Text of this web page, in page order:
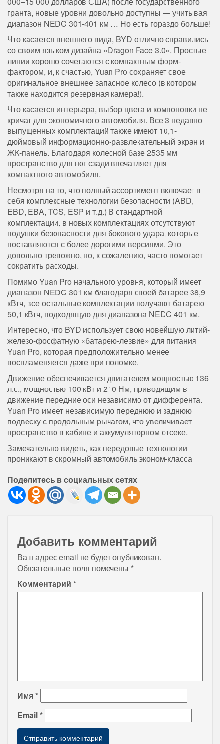
гранта, новые уровни довольно доступны — учитывая
диапазон NEDC 301-401 км … Но есть гораздо больше!
Что касается внешнего вида, BYD отлично справились
со своим языком дизайна «Dragon Face 3.0». Простые
линии хорошо сочетаются с компактным форм-
фактором, и, к счастью, Yuan Pro сохраняет свое
оригинальное внешнее запасное колесо (в котором
также находится резервная камера!).
Что касается интерьера, выбор цвета и компоновки не
кричат ​​для экономичного автомобиля. Все 3 недавно
выпущенных комплектаций также имеют 10,1-
дюймовый информационно-развлекательный экран и
ЖК-панель. Благодаря колесной базе 2535 мм
пространство для ног сзади впечатляет для
компактного автомобиля.
Несмотря на то, что полный ассортимент включает в
себя комплексные технологии безопасности (ABD,
EBD, EBA, TCS, ESP и т.д.) В стандартной
комплектации, в новых комплектациях отсутствуют
подушки безопасности для бокового удара, которые
поставляются с более дорогими версиями. Это
довольно тревожно, но, к сожалению, часто помогает
сократить расходы.
Помимо Yuan Pro начального уровня, который имеет
диапазон NEDC 301 км благодаря своей батарее 38,9
кВтч, все остальные комплектации получают батарею
50,1 кВтч, подходящую для диапазона NEDC 401 км.
Интересно, что BYD использует свою новейшую литий-
железо-фосфатную «батарею-лезвие» для питания
Yuan Pro, которая предположительно менее
воспламеняется даже при поломке.
Движение обеспечивается двигателем мощностью 136
л.с., мощностью 100 кВт и 210 Нм, приводящим в
движение передние оси независимо от дифферента.
Yuan Pro имеет независимую переднюю и заднюю
подвеску с продольным рычагом, что увеличивает
пространство в кабине и аккумуляторном отсеке.
Замечательно видеть, как передовые технологии
проникают в скромный автомобиль эконом-класса!
Поделитесь в социальных сетях
Добавить комментарий
Ваш адрес email не будет опубликован.
Обязательные поля помечены *
Комментарий *
Имя*
Email*